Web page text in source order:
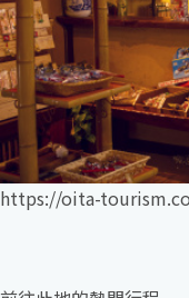
https://oita-